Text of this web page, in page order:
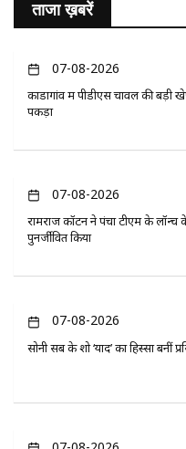
ताजा ख़बरें
07-08-2026
कोंडागांव में पीडीएस चावल की बड़ी
पकड़ा
07-08-2026
रामराज कॉटन ने पंचा टीएम के
पुनर्जीवित किया
07-08-2026
सोनी सब के शो ‘यादें’ का हिस्सा बनीं